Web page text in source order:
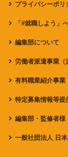
プライバシーポリ
「#就職しよう」
編集部について
労働者派遣事業（
有料職業紹介事業
特定募集情報等提
編集部・監修者様
一般社団法人 日